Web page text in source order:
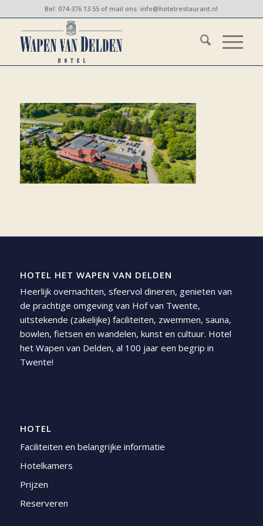
Bel: 074-376 13 55 of mail ons:info@hotelrestaurant.nl
HOTEL HET WAPEN VAN DELDEN
Heerlijk overnachten, sfeervol dineren, genieten van
de prachtige omgeving van Hof van Twente,
uitstekende (zakelijke) faciliteiten, zwemmen, sauna,
bowlen, fietsen en wandelen, kunst en cultuur. Hotel
het Wapen van Delden, al 100 jaar een begrip in
Twente!
HOTEL
Faciliteiten en belangrijke informatie
Hotelkamers
Prijzen
Reserveren